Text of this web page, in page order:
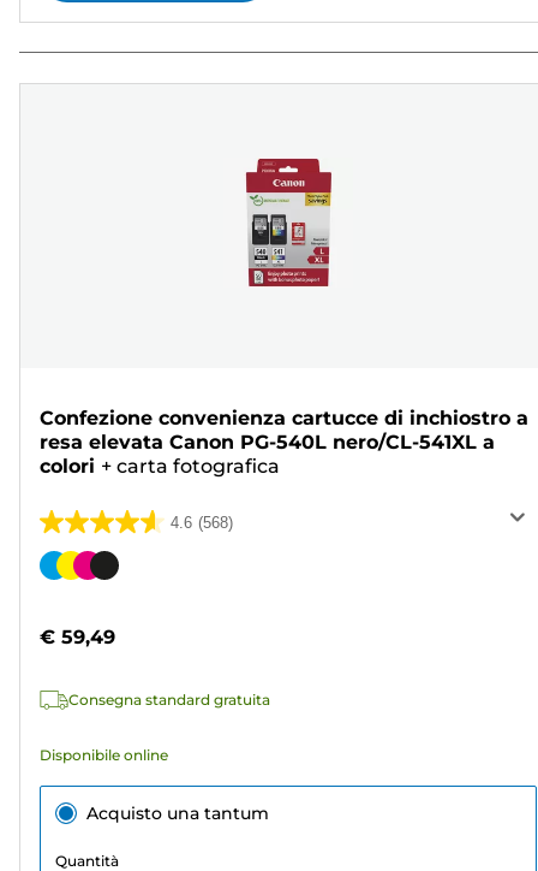
Confezione convenienza cartucce di inchiostro a
resa elevata Canon PG-540L nero/CL-541XL a
colori + carta fotografica
4.6 (568)
4.6
su
568
Cartuccia
€ 59,49
Consegna standard gratuita
Disponibile online
Acquisto una tantum
Quantità